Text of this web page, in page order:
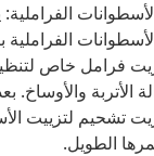
الفراملية
فرامل خاص
الأتربة والأوساخ.
تشحيم لتزييت
الطويل.